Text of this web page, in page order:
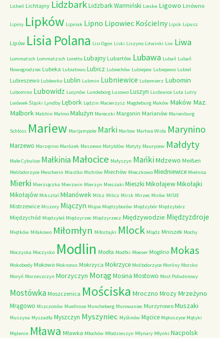
Licheń Lichtajny LidzbarkLidzbark Warmiński Lieske Ligowo Linówno
Lipiny Lipków Lipniak Lipno Lipowiec Kościelny Lipsk Lipusz
Lipów Lisia Polana Lisi Ogon Liski Liszyno Litwinki Liw Liwa
Lommatsch Lommatzsch Loretto Lubajny Lubartów Lubawa Lubań Lubań
Nowogrodziec Lubeka Lubiatowo Lubicz Lubiechów Lubiejew Lubiejewo Lubiel
Lubieszewo Lublewko Lublin Lubmin Lubniewice Lubomierz Lubomin
Lubomino Lubowidz Lucynów Lundeborg Lusowo Luszyn Lusławice Luta Lutry
Lwówek Śląski Lyndby Lębork Lędzin Macierzysz Magdeburg Maków Maków Maz.
Malbork Malchin Malmo Malużyn Mareczki Margonin Marianów Marienburg
Schloss Mariew Marijampole Marki Marlow Martwa Wisła Marynino
Marzewo Marzęcino Marózek Maszewo Matyldów Matyty Maurycew Małdyty
Małe Cybulice Małkinia Małocice Małyszyn MańkiMdzewo Meißen
Melibdorzyce Mescherin Miastko Michrów Miechów Mieczkowo Miedniewice Mielnica
Mierki Mierziączka Mierzwin Mierzyn Mieszaki Mieszki MikołajewMikołajki
Mikołajów Miksztal Milanówek Milcz Milicz Mirsk Mirzec Mirów MISIE
Mistrzewice Miszory Miączyn Miąse Międzyborów Międzybór Międzybórz
Międzychód Międzyleś Międzyrzec Międzyrzecz Międzywodzie Międzyzdroje
Miętków Miłakowo Miłomłyn Miłostajki Mlock Mlądz Mniszek Mochy
Moczyska Moczysko Modlin Modła Modłki Moeser Mogilno Mokas
Mokobody Mokowo Mokronos Mokrzyca Mokrzyce Molibdorzyce Morliny Morsko
Moryń Morzeszczyn Morzyczyn MorągMosina Mostowo Most Południowy
Mostówka Moszczenica Mościska Mroczno Mrozy Mrzeżyno
Mrągowo Mszczonów Muellrose Muncheberg Murowaniec Murzynowo Muszaki
Muszyna Myszadła Myszczyn Myszyniec Myślinów Mącice Mąkoszyce Mątyki
Mężenin Mława Mławka Młochów Młodzieszyn Młynary Młynki Nacpolsk